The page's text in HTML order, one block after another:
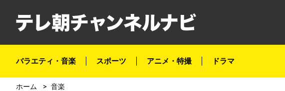
バラエティ・音楽 スポーツ アニメ・特撮 ドラマ
ホーム 音楽